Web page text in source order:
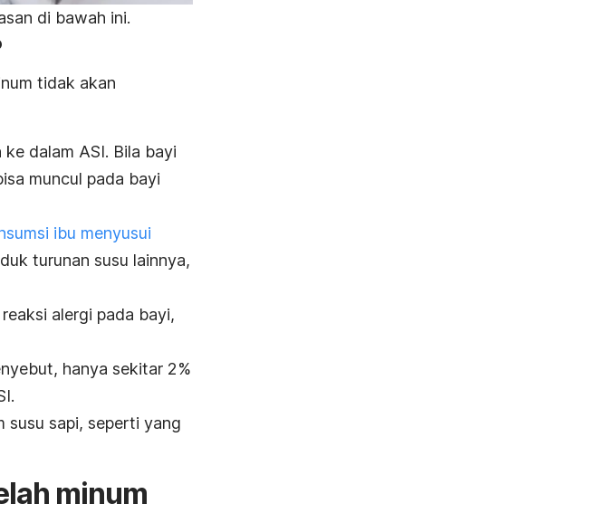
di bawah ini.
tidak akan
dalam ASI. Bila bayi
muncul pada bayi
ibu menyusui
turunan susu lainnya,
alergi pada bayi,
hanya sekitar 2%
susu sapi, seperti yang
minum